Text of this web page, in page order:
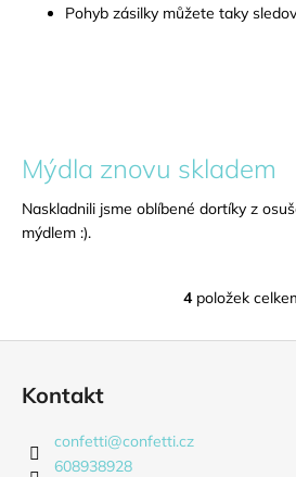
Pohyb zásilky můžete taky
Mýdla znovu skladem
Naskladnili jsme oblíbené dortíky z
mýdlem :).
O
4položek
Kontakt
confetti@confetti.cz
608938928